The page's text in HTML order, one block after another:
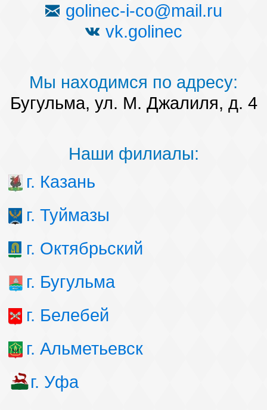
golinec-i-co@mail.ru
vk.golinec
Мы находимся по адресу:
Бугульма, ул. М. Джалиля, д. 4
Наши филиалы:
г. Казань
г. Туймазы
г. Октябрьский
г. Бугульма
г. Белебей
г. Альметьевск
г. Уфа